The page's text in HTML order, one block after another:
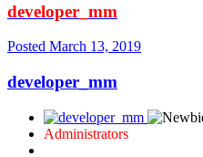
developer_mm
Posted March 13, 2019
developer_mm
Administrators